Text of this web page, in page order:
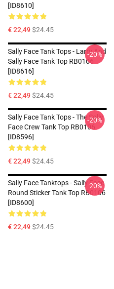
[ID8610]
€ 22,49$24.45
Sally Face Tank Tops - Larry And
Sally Face Tank Top RB0106
[ID8616]
€ 22,49$24.45
-20%
Sally Face Tank Tops - The Sally
Face Crew Tank Top RB0106
[ID8596]
€ 22,49$24.45
-20%
Sally Face Tanktops - Sally Face
Round Sticker Tank Top RB0106
[ID8600]
€ 22,49$24.45
-20%